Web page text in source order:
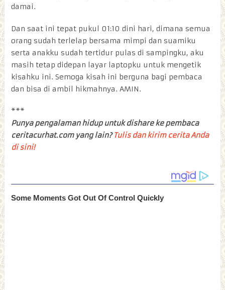
damai.
Dan saat ini tepat pukul 01:10 dini hari, dimana semua
orang sudah terlelap bersama mimpi dan suamiku
serta anakku sudah tertidur pulas di sampingku, aku
masih tetap didepan layar laptopku untuk mengetik
kisahku ini. Semoga kisah ini berguna bagi pembaca
dan bisa di ambil hikmahnya. AMIN.
***
Punya pengalaman hidup untuk dishare ke pembaca
ceritacurhat.com yang lain?Tulis dan kirim cerita Anda
di sini!